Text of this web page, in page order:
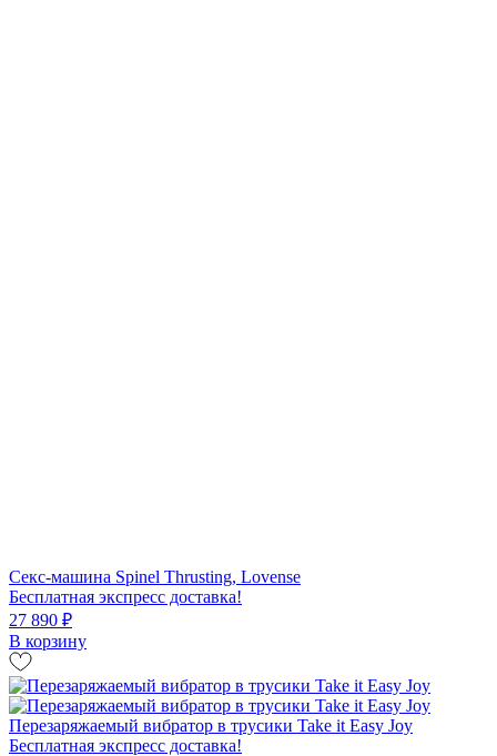
Секс-машина Spinel Thrusting, Lovense
Бесплатная экспресс доставка!
27 890 ₽
В корзину
Перезаряжаемый вибратор в трусики Take it Easy Joy
Бесплатная экспресс доставка!